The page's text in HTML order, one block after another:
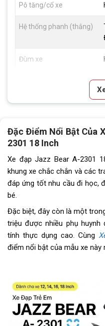
Pô tăng/cổ xe
Hệ thống phanh (thắng)
Đùm xe
Lốp xe
Dĩa
Sên (xích)
Kích thước
Yên
Cọc/cốt yên
Đặc Điểm Nổi Bật Của
2301 18 Inch
Xe đạp Jazz Bear A-2301
khung xe chắc chắn và các
đáp ứng tốt nhu cầu đi học,
bé.
Đặc biệt, đây còn là một
triệu được nhiều phụ
tính thực dụng cao. Cùng
điểm nổi bật của mẫu xe này